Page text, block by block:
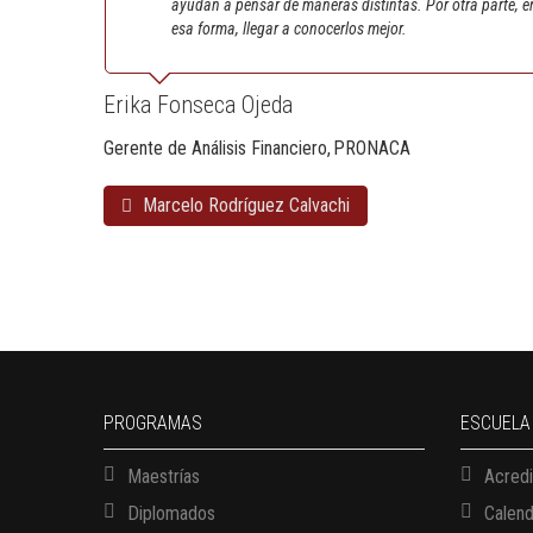
ayudan a pensar de maneras distintas. Por otra parte,
esa forma, llegar a conocerlos mejor.
Erika Fonseca Ojeda
Gerente de Análisis Financiero PRONACA
Marcelo Rodríguez Calvachi
PROGRAMAS
Maestrías
Diplomados